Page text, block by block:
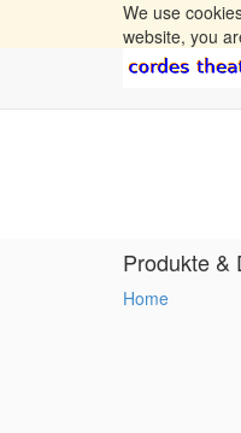
We use
website, you
Produkte &
Home